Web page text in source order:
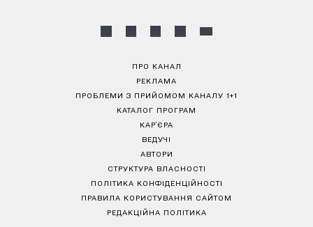
ПРО КАНАЛ
РЕКЛАМА
ПРОБЛЕМИ З ПРИЙОМОМ КАНАЛУ 1+1
КАТАЛОГ ПРОГРАМ
КАР’ЄРА
ВЕДУЧІ
АВТОРИ
СТРУКТУРА ВЛАСНОСТІ
ПОЛІТИКА КОНФІДЕНЦІЙНОСТІ
ПРАВИЛА КОРИСТУВАННЯ САЙТОМ
РЕДАКЦІЙНА ПОЛІТИКА